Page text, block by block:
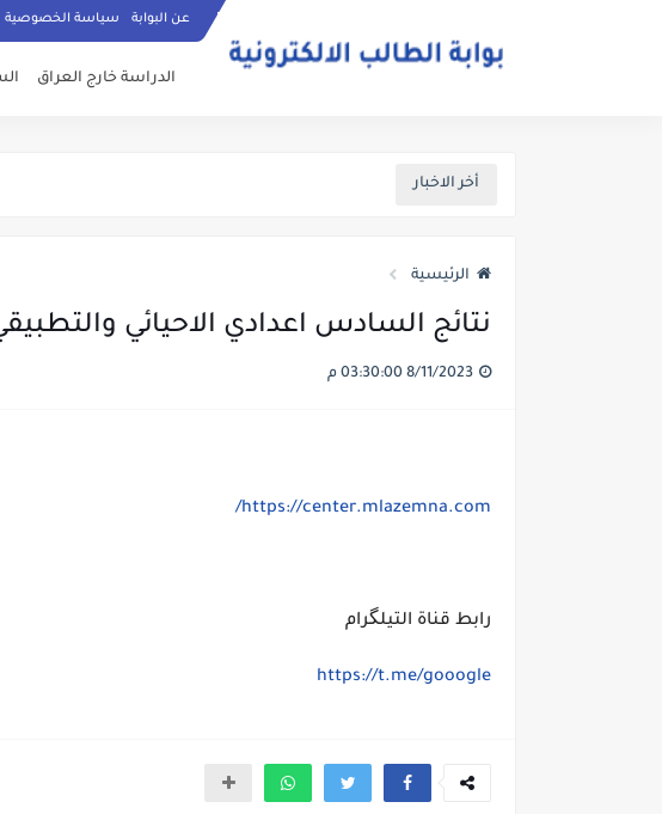
عن البوابة سياسة الخصوصية
الدراسة خارج العراق
أخر الاخبار
الرئيسية
نتائج السادس اعدادي الاحيائي والتطبيقي
https://center.mlazemna.com/
رابط قناة التيلگرام
https://t.me/gooogle